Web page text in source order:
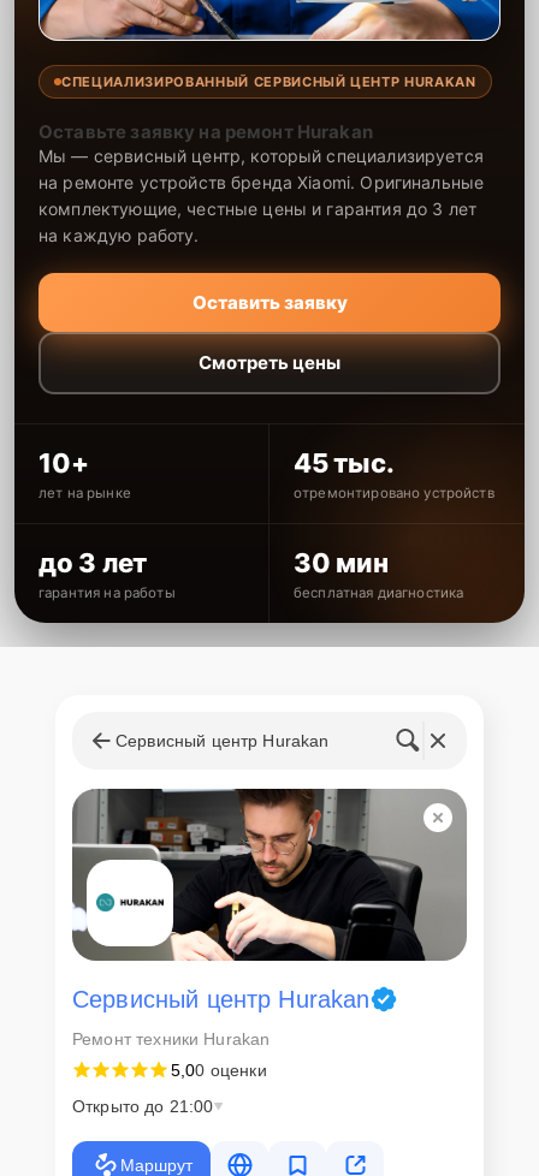
СПЕЦИАЛИЗИРОВАННЫЙ СЕРВИСНЫЙ ЦЕНТР HURAKAN
Оставьте заявку на ремонт Hurakan
Мы — сервисный центр, который специализируется
на ремонте устройств бренда Xiaomi. Оригинальные
комплектующие, честные цены и гарантия до 3 лет
на каждую работу.
Оставить заявку
Смотреть цены
10+
лет на рынке
45 тыс.
отремонтировано устройств
до 3 лет
гарантия на работы
30 мин
бесплатная диагностика
Сервисный центр Hurakan
Сервисный центр Hurakan
Ремонт техники Hurakan
5,00 оценки
Открыто до 21:00
Маршрут